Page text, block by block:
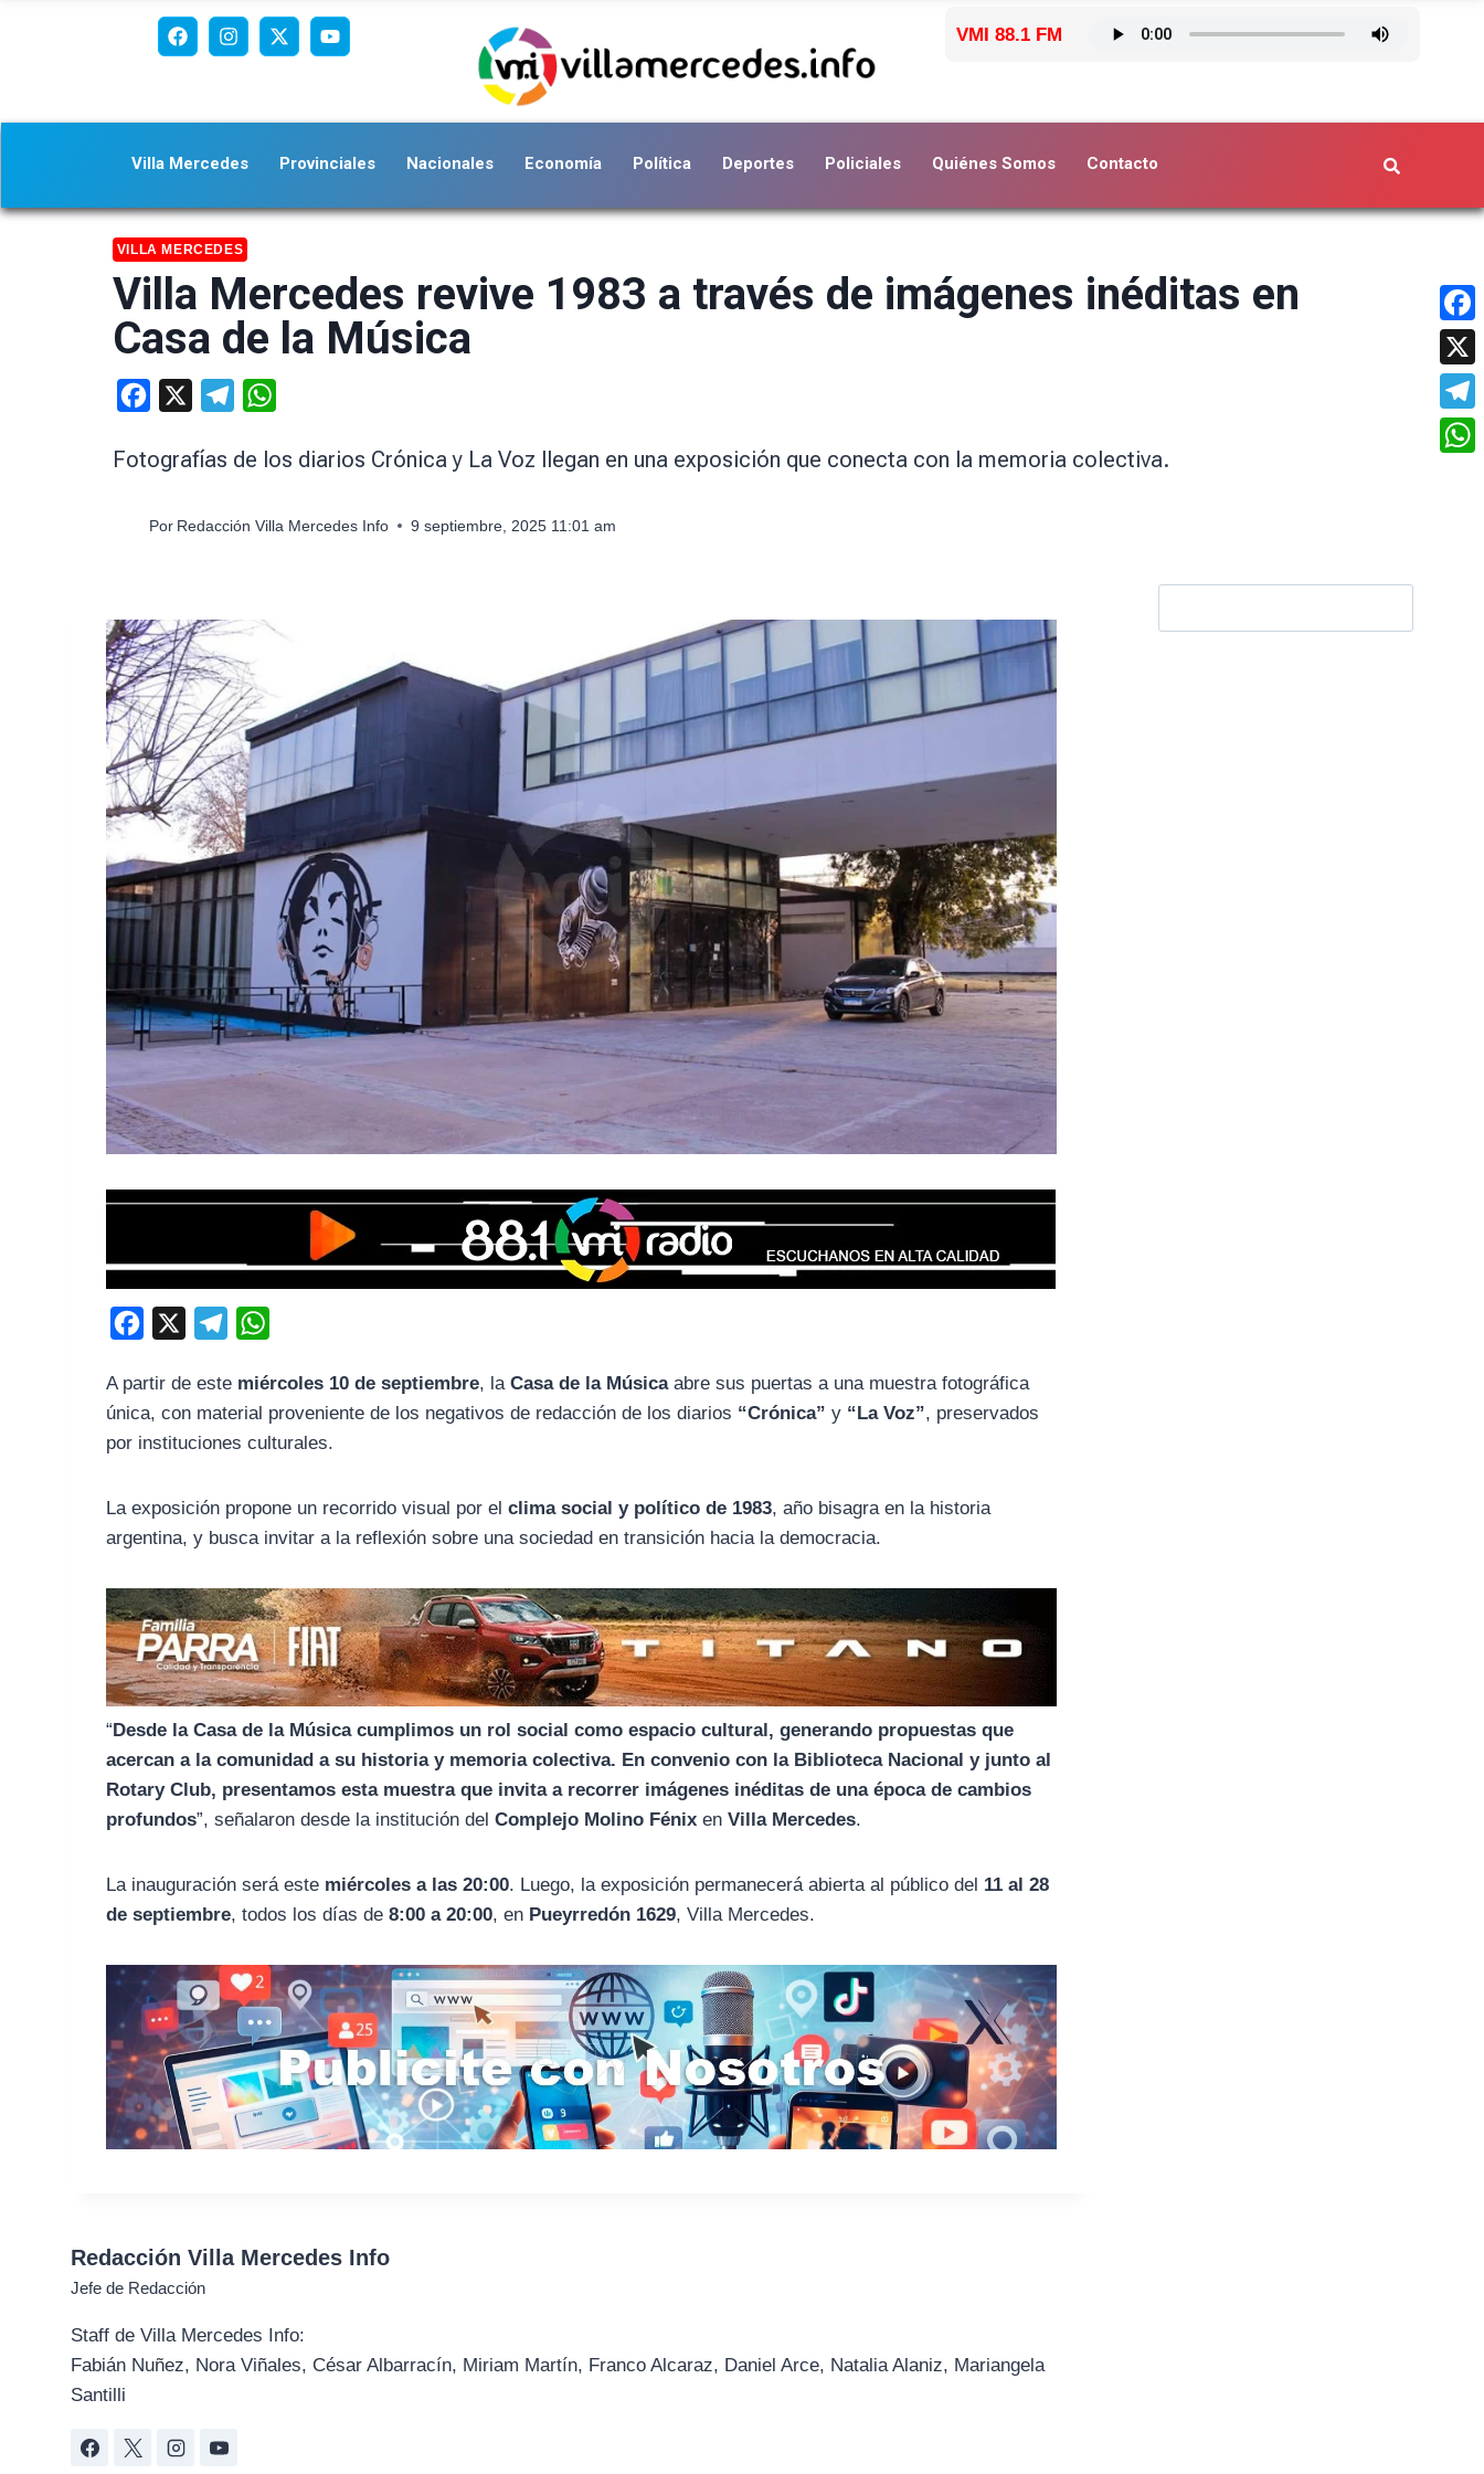
VMI 88.1 FM
Villa Mercedes Provinciales Nacionales Economía Política Deportes Policiales Quiénes Somos Contacto
VILLA MERCEDES
Villa Mercedes revive 1983 a través de imágenes inéditas en
Casa de la Música
Facebook Telegram
Fotografías de los diarios Crónica y La Voz llegan en una exposición que conecta con la memoria colectiva.
Por Redacción Villa Mercedes Info 9 septiembre, 2025 11:01 am
c
e
b
o
l
e
g
a
a
t
s
A partir de este miércoles 10 de septiembre, laCasa de la Músicaabre sus puertas a una muestra fotográfica
única, con material proveniente de los negativos de redacción de los diarios “Crónica” y “La Voz”, preservados
por instituciones culturales.
La exposición propone un recorrido visual por elclima social y político de 1983, año bisagra en la historia
argentina, y busca invitar a la reflexión sobre una sociedad en transición hacia la democracia.
“Desde la Casa de la Música cumplimos un rol social como espacio cultural, generando propuestas que
acercan a la comunidad a su historia y memoria colectiva. En convenio con la Biblioteca Nacional y junto al
Rotary Club, presentamos esta muestra que invita a recorrer imágenes inéditas de una época de cambios
profundos”, señalaron desde la institución delComplejo Molino Fénix enVilla Mercedes.
La inauguración será este miércoles a las 20:00. Luego, la exposición permanecerá abierta al público del 11 al 28
de septiembre, todos los días de8:00 a 20:00, en Pueyrredón 1629, Villa Mercedes.
Redacción Villa Mercedes Info
Jefe de Redacción
Staff de Villa Mercedes Info:
Fabián Nuñez, Nora Viñales, César Albarracín, Miriam Martín, Franco Alcaraz, Daniel Arce, Natalia Alaniz, Mariangela
Santilli
X